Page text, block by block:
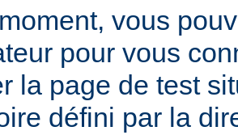
vous
pour vous
la page de test
défini par la